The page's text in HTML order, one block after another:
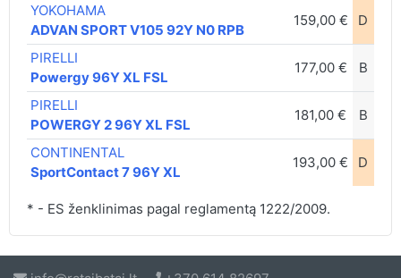
YOKOHAMA
ADVAN SPORT V105 92Y N0 RPB
159,00 € D
PIRELLI
Powergy 96Y XL FSL
177,00 € B
PIRELLI
POWERGY 2 96Y XL FSL
181,00 € B
CONTINENTAL
SportContact 7 96Y XL
193,00 € D
* - ES ženklinimas pagal reglamentą 1222/2009.